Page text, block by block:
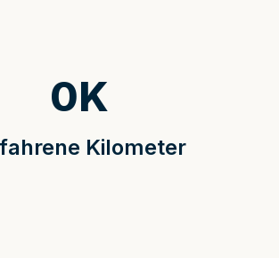
Kilometer
0K